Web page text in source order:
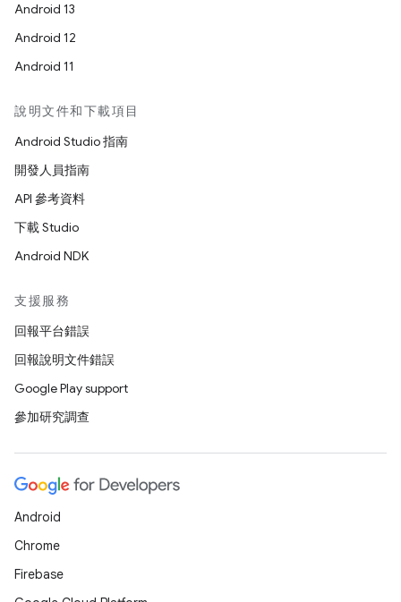
Android 13
Android 12
Android 11
說明文件和下載項目
Android Studio 指南
開發人員指南
API 參考資料
下載 Studio
Android NDK
支援服務
回報平台錯誤
回報說明文件錯誤
Google Play support
參加研究調查
Android
Chrome
Firebase